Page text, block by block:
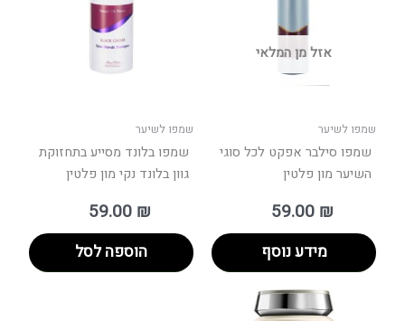
אזל מן המלאי
שמפו לשיער
שמפו סילבר אפקט לכל סוגי
השיער מון פלטין
59.00 ₪
מידע נוסף
שמפו לשיער
שמפו בלונד מסייע בתחזוקת
גוון בלונד נקי מון פלטין
59.00 ₪
הוספה לסל